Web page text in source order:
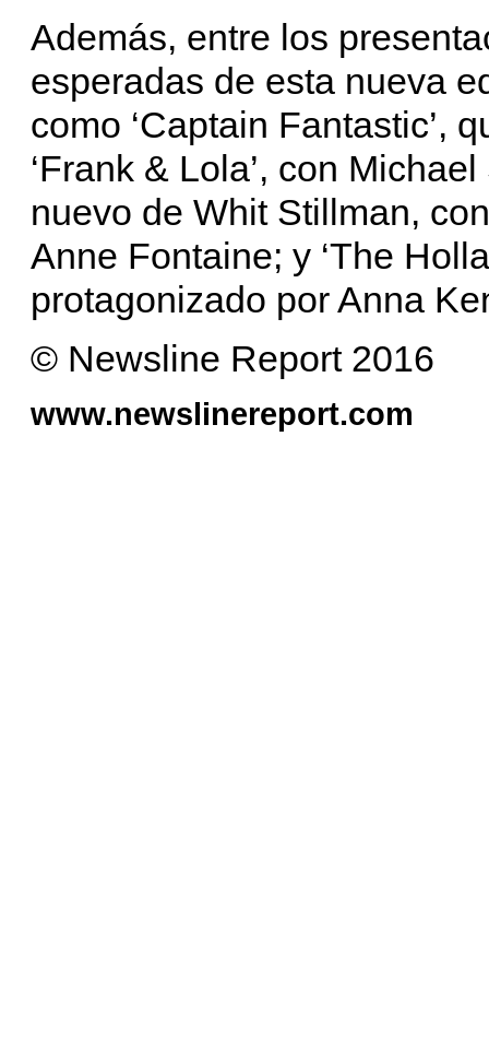
Además, entre los
esperadas de esta nueva
como ‘Captain Fantastic’,
‘Frank & Lola’, con
nuevo de Whit Stillman,
Anne Fontaine; y ‘The
protagonizado por Anna
© Newsline Report 2016
www.newslinereport.com